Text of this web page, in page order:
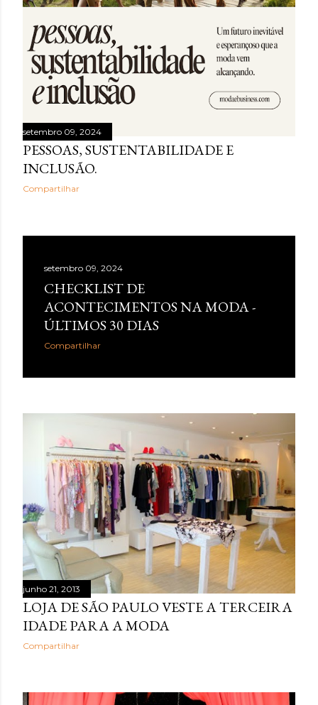
setembro 09, 2024
PESSOAS, SUSTENTABILIDADE E
INCLUSÃO.
Compartilhar
setembro 09, 2024
CHECKLIST DE
ACONTECIMENTOS NA MODA -
ÚLTIMOS 30 DIAS
Compartilhar
junho 21, 2013
LOJA DE SÃO PAULO VESTE A TERCEIRA
IDADE PARA A MODA
Compartilhar